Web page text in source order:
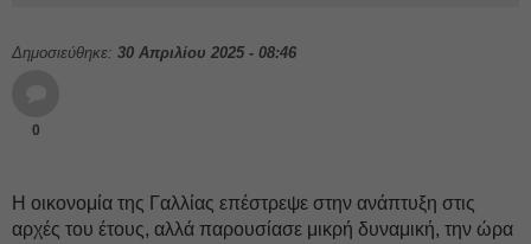
Δημοσιεύθηκε: 30 Απριλίου 2025 - 08:46
0
Η οικονομία της Γαλλίας επέστρεψε στην ανάπτυξη στις
αρχές του έτους, αλλά παρουσίασε μικρή δυναμική, την ώρα